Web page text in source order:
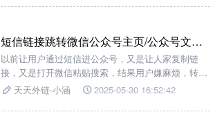
科技，让用户点击即跳转，转化率翻倍不是梦！
短信链接跳转微信公众号主页/公众号文章/公众号二维码如何实现？
以前让用户通过短信进公众号，又是让人家复制链
接，又是打开微信粘贴搜索，结果用户嫌麻烦，转化
率低到我想哭！直到我挖到了【天天外链】这个宝藏
章，甚至还能展示二维码，快跟我一起看看吧！！
天天外链-小涵 2025-05-30 16:52:42